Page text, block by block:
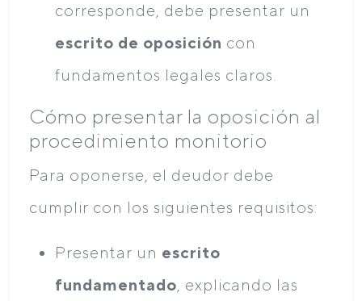
corresponde, debe presentar un
escrito de oposición con
fundamentos legales claros.
Cómo presentar la oposición al
procedimiento monitorio
Para oponerse, el deudor debe
cumplir con los siguientes requisitos:
Presentar un escrito
fundamentado , explicando las